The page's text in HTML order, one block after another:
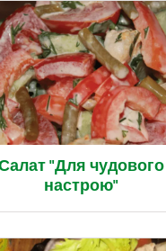
"Для чудового
настрою"